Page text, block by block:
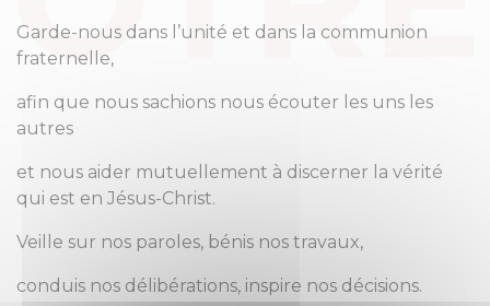
Garde-nous dans l’unité et dans la communion
fraternelle,
afin que nous sachions nous écouter les uns les
autres
et nous aider mutuellement à discerner la vérité
qui est en Jésus-Christ.
Veille sur nos paroles, bénis nos travaux,
conduis nos délibérations, inspire nos décisions.